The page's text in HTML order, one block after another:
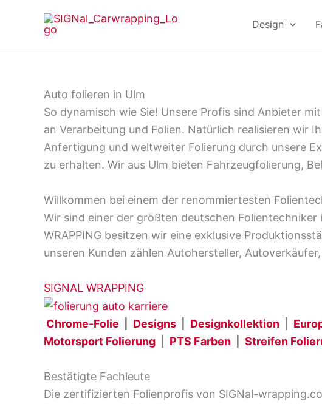
Design
Auto folieren in Ulm
So dynamisch wie Sie! Unsere Profis sind Anbieter
an Verarbeitung und Folien. Natürlich realisieren wir
Anfertigung und weltweiter Folierung durch unsere
zu erhalten. Wir aus Ulm bieten Fahrzeugfolierung,
Willkommen bei einem der renommiertesten
Wir sind einer der größten deutschen Folientechniker
WRAPPING besitzen wir eine exklusive
unseren Kunden zählen Autohersteller,
SIGNAL WRAPPING
Chrome-Folie Designs Designkollektion
Motorsport Folierung
PTS Farben Streifen
Bestätigte Fachleute
Die zertifizierten Folienprofis von SIGNal-